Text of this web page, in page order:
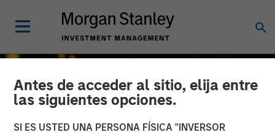
Antes de acceder al sitio, elija entre
las siguientes opciones.
SI ES USTED UNA PERSONA FÍSICA "INVERSOR